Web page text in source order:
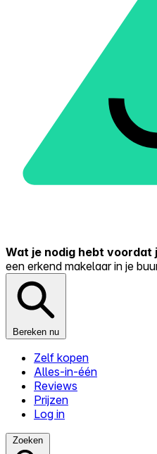
Wat je nodig hebt voordat
een erkend makelaar in je
Bereken nu
Zelf kopen
Alles-in-één
Reviews
Prijzen
Log in
Zoeken